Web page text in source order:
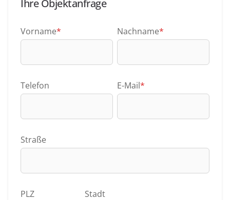
Ihre Objektanfrage
Vorname* Nachname*
Telefon E-Mail*
Straße
PLZ Stadt